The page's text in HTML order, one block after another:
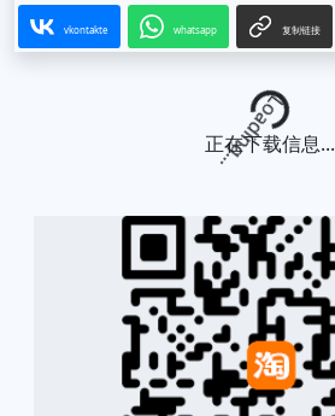
vkontakte whatsapp 复制链接
Loading...
正在下载信息...